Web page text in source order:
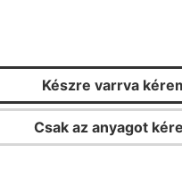
Készre varrva
Csak az anyagot